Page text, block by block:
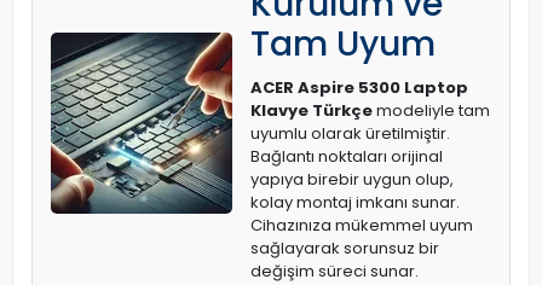
Tam Uyum
ACER Aspire 5300 Laptop
Klavye Türkçemodeliyle tam
uyumlu olarak üretilmiştir.
Bağlantı noktaları orijinal
yapıya birebir uygun olup,
kolay montaj imkanı sunar.
Cihazınıza mükemmel uyum
sağlayarak sorunsuz bir
değişim süreci sunar.